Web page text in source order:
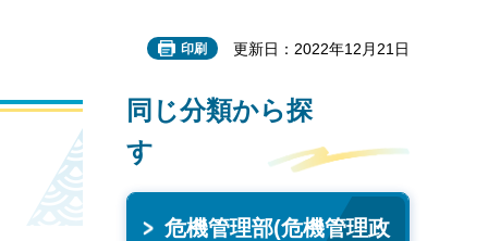
印刷 更新日：2022年12月21日
同じ分類から探
す
危機管理部(危機管理政